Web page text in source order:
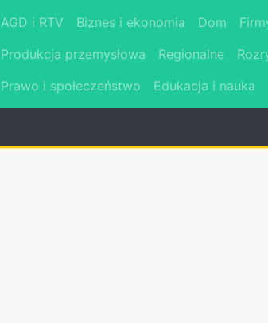
AGD i RTV Biznes i ekonomia Dom
Produkcja przemysłowa
Regionalne
Prawo i społeczeństwo
Edukacja i nauka